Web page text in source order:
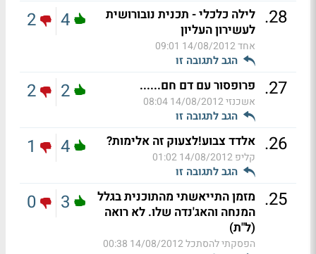
28
. לילה כלכלי - תכנית נובורושית
לעשירון העליון
אחד14/08/2012 09:01
הגב לתגובה זו
4
2
27
. פרופסור עם דם חם......
אשכנזי14/08/2012 08:04
הגב לתגובה זו
2
2
26
. אלדד צבוע!לצעוק זה אלימות?
קליפ14/08/2012 01:02
הגב לתגובה זו
4
1
25
. מזמן התייאשתי מהתוכנית בגלל
המנחה והאג'נדה שלו. לא רואה
(ל"ת)
הפסקתי להסתכל14/08/2012 00:38
3
0